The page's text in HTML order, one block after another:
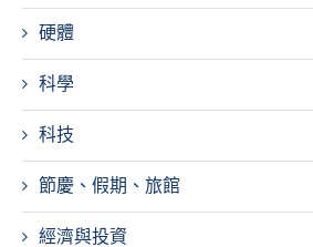
硬體
科學
科技
節慶、假期、旅館
經濟與投資